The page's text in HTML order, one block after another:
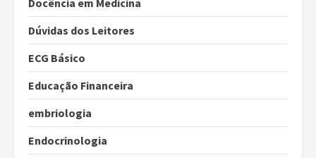
Docência em Medicina
Dúvidas dos Leitores
ECG Básico
Educação Financeira
embriologia
Endocrinologia